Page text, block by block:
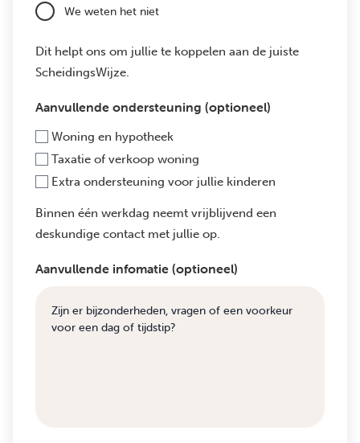
We weten het niet
Dit helpt ons om jullie te koppelen aan de juiste
ScheidingsWijze.
Aanvullende ondersteuning (optioneel)
Woning en hypotheek
Taxatie of verkoop woning
Extra ondersteuning voor jullie kinderen
Binnen één werkdag neemt vrijblijvend een
deskundige contact met jullie op.
Aanvullende infomatie (optioneel)